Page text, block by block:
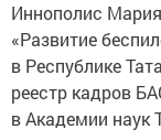
Иннополис
«Развитие
в Республике
реестр кадров
в Академии наук